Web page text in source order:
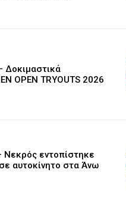
Δοκιμαστικά
OPEN TRYOUTS 2026
Νεκρός εντοπίστηκε
αυτοκίνητο στα Άνω